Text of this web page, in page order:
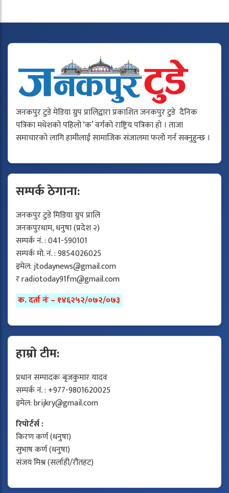
जनकपुर टुडे मेडिया ग्रुप प्रालिद्वारा प्रकाशित जनकपुर टुडे दैनिक
पत्रिका मधेशको पहिलो ‘क’ वर्गको राष्ट्रिय पत्रिका हो । ताजा
समाचारको लागि हामीलाई सामाजिक संजालमा फलो गर्न सक्नुहुन्छ ।
सम्पर्क ठेगाना:
जनकपुर टुडे मिडिया ग्रुप प्रालि
जनकपुरधाम, धनुषा (प्रदेश २)
सम्पर्क नं. : 041-590101
सम्पर्क मो. नं. : 9854026025
इमेल:jtodaynews@gmail.com
रradiotoday91fm@gmail.com
क. दर्ता नंः – १४६२५२/०७२/०७३
हाम्रो टीम:
प्रधान सम्पादकः बृजकुमार यादव
सम्पर्क नं. : +977-9801620025
इमेल:brijkry@gmail.com
रिपोर्टर्स :
किरण कर्ण (धनुषा)
सुभाष कर्ण (धनुषा)
संजय मिश्र (सर्लाही/रौतहट)